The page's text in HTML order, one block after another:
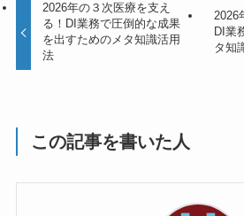
2026年の３次医療を支え
る！DI業務で圧倒的な成果
を出すためのメタ知識活用
法
2026
DI業
タ知
この記事を書いた人